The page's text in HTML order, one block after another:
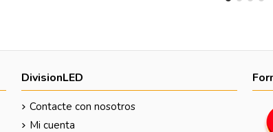
DivisionLED
Contacte con nosotros
Mi cuenta